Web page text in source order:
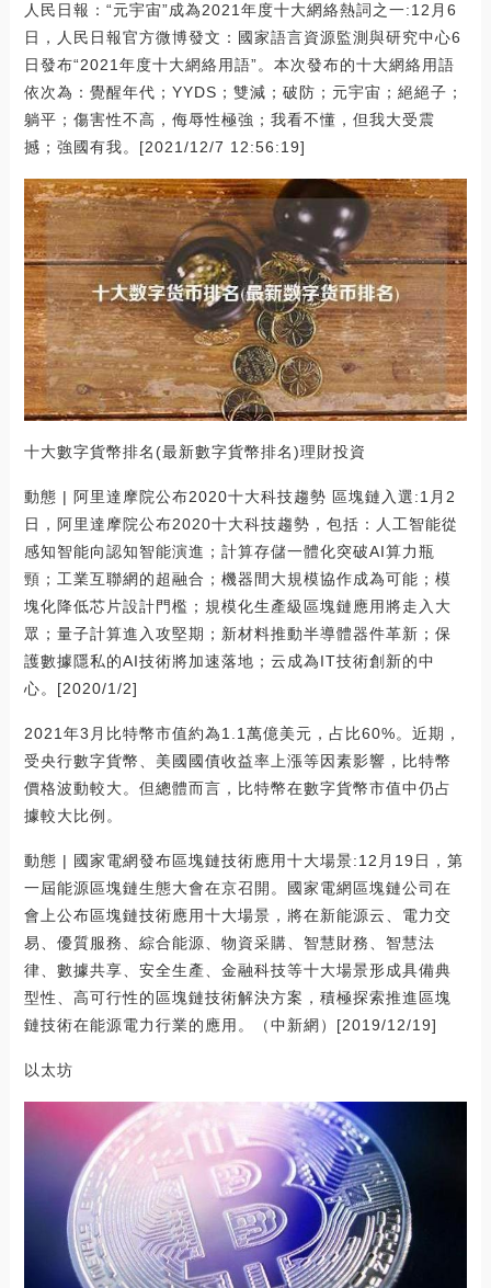
人民日報：“元宇宙”成為2021年度十大網絡熱詞之一:12月6
日，人民日報官方微博發文：國家語言資源監測與研究中心6
日發布“2021年度十大網絡用語”。本次發布的十大網絡用語
依次為：覺醒年代；YYDS；雙減；破防；元宇宙；絕絕子；
躺平；傷害性不高，侮辱性極強；我看不懂，但我大受震
撼；強國有我。[2021/12/7 12:56:19]
十大數字貨幣排名(最新數字貨幣排名)理財投資
動態 | 阿里達摩院公布2020十大科技趨勢 區塊鏈入選:1月2
日，阿里達摩院公布2020十大科技趨勢，包括：人工智能從
感知智能向認知智能演進；計算存儲一體化突破AI算力瓶
頸；工業互聯網的超融合；機器間大規模協作成為可能；模
塊化降低芯片設計門檻；規模化生產級區塊鏈應用將走入大
眾；量子計算進入攻堅期；新材料推動半導體器件革新；保
護數據隱私的AI技術將加速落地；云成為IT技術創新的中
心。[2020/1/2]
2021年3月比特幣市值約為1.1萬億美元，占比60%。近期，
受央行數字貨幣、美國國債收益率上漲等因素影響，比特幣
價格波動較大。但總體而言，比特幣在數字貨幣市值中仍占
據較大比例。
動態 | 國家電網發布區塊鏈技術應用十大場景:12月19日，第
一屆能源區塊鏈生態大會在京召開。國家電網區塊鏈公司在
會上公布區塊鏈技術應用十大場景，將在新能源云、電力交
易、優質服務、綜合能源、物資采購、智慧財務、智慧法
律、數據共享、安全生產、金融科技等十大場景形成具備典
型性、高可行性的區塊鏈技術解決方案，積極探索推進區塊
鏈技術在能源電力行業的應用。（中新網）[2019/12/19]
以太坊